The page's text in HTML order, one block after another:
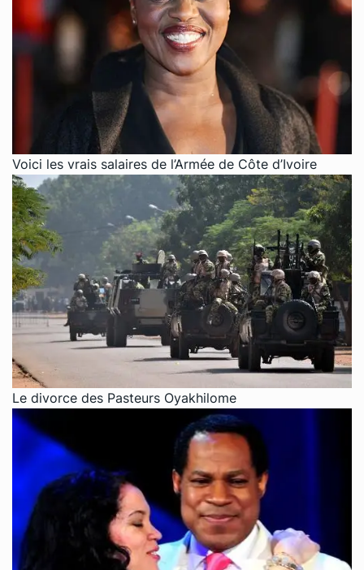
Voici les vrais salaires de l’Armée de Côte d’Ivoire
Le divorce des Pasteurs Oyakhilome